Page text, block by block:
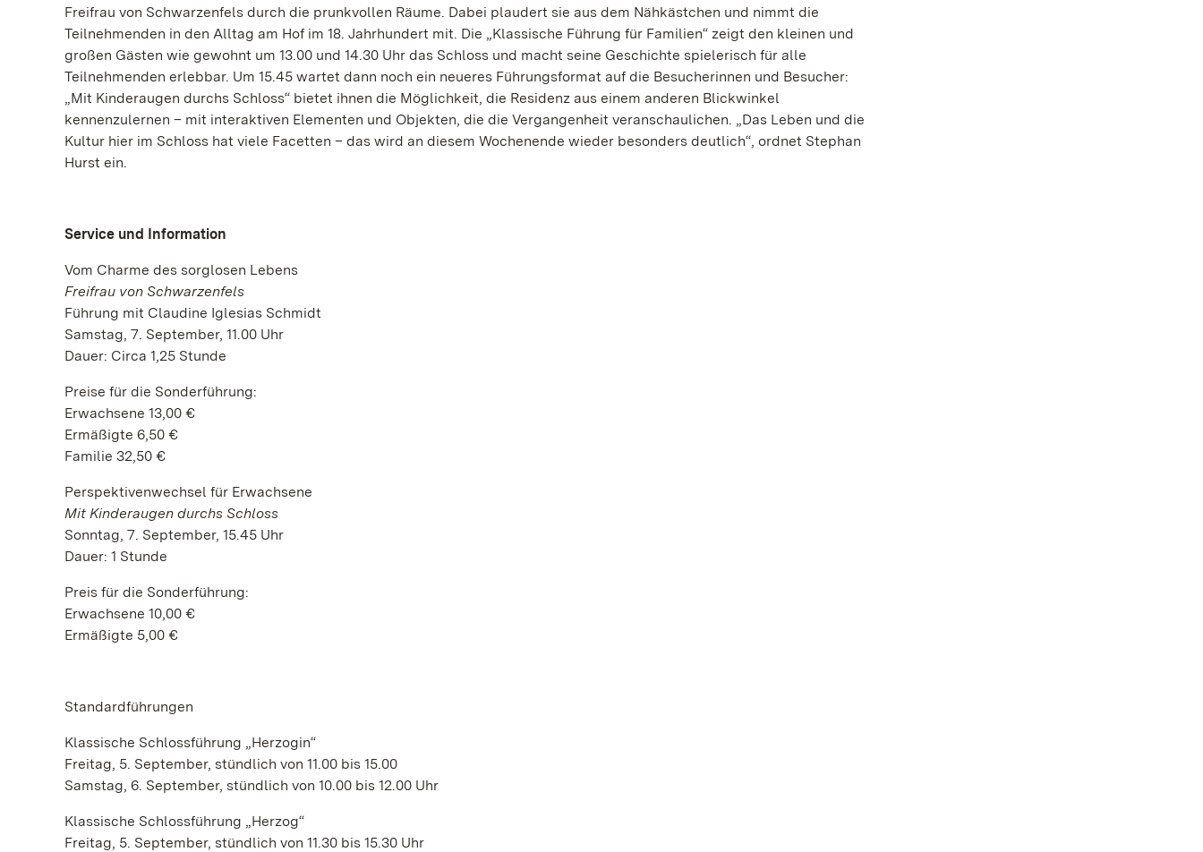
Freifrau von Schwarzenfels durch die prunkvollen Räume. Dabei plaudert sie aus dem Nähkästchen und nimmt die
Teilnehmenden in den Alltag am Hof im 18. Jahrhundert mit. Die „Klassische Führung für Familien“ zeigt den kleinen und
großen Gästen wie gewohnt um 13.00 und 14.30 Uhr das Schloss und macht seine Geschichte spielerisch für alle
Teilnehmenden erlebbar. Um 15.45 wartet dann noch ein neueres Führungsformat auf die Besucherinnen und Besucher:
„Mit Kinderaugen durchs Schloss“ bietet ihnen die Möglichkeit, die Residenz aus einem anderen Blickwinkel
kennenzulernen – mit interaktiven Elementen und Objekten, die die Vergangenheit veranschaulichen. „Das Leben und die
Kultur hier im Schloss hat viele Facetten – das wird an diesem Wochenende wieder besonders deutlich“, ordnet Stephan
Hurst ein.
Service und Information
Vom Charme des sorglosen Lebens
Freifrau von Schwarzenfels
Führung mit Claudine Iglesias Schmidt
Samstag, 7. September, 11.00 Uhr
Dauer: Circa 1,25 Stunde
Preise für die Sonderführung:
Erwachsene 13,00 €
Ermäßigte 6,50 €
Familie 32,50 €
Perspektivenwechsel für Erwachsene
Mit Kinderaugen durchs Schloss
Sonntag, 7. September, 15.45 Uhr
Dauer: 1 Stunde
Preis für die Sonderführung:
Erwachsene 10,00 €
Ermäßigte 5,00 €
Standardführungen
Klassische Schlossführung „Herzogin“
Freitag, 5. September, stündlich von 11.00 bis 15.00
Samstag, 6. September, stündlich von 10.00 bis 12.00 Uhr
Klassische Schlossführung „Herzog“
Freitag, 5. September, stündlich von 11.30 bis 15.30 Uhr